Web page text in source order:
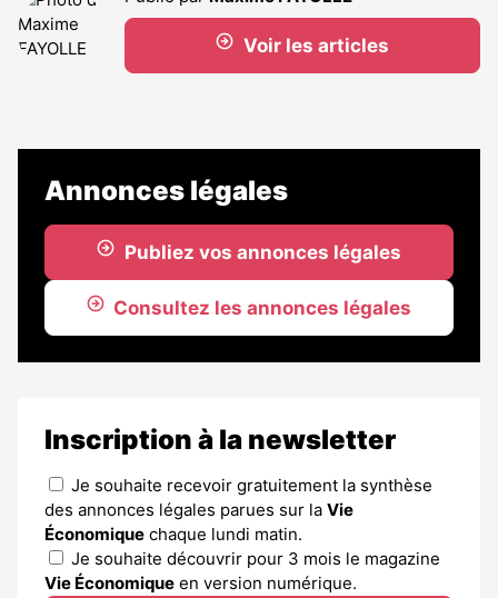
Voir les articles
Annonces légales
Publiez vos annonces légales
Consultez les annonces légales
Inscription à la newsletter
Je souhaite recevoir gratuitement la synthèse
des annonces légales parues sur la Vie
Économique chaque lundi matin.
Je souhaite découvrir pour 3 mois le magazine
Vie Économique en version numérique.